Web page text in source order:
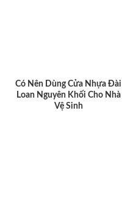
Có Nên Dùng Cửa Nhựa Đài
Loan Nguyên Khối Cho Nhà
Vệ Sinh